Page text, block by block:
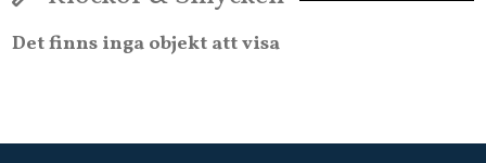
Det finns inga objekt att visa